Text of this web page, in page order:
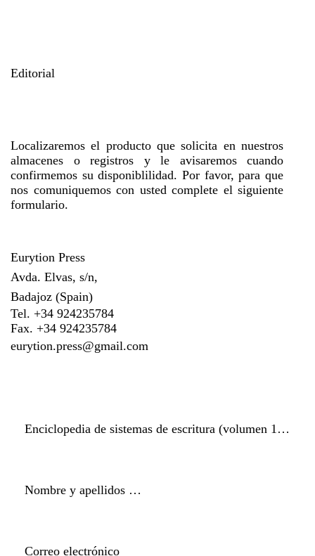
Editorial
Localizaremos el producto que solicita en nuestros
almacenes o registros y le avisaremos cuando
confirmemos su disponiblilidad. Por favor, para que
nos comuniquemos con usted complete el siguiente
formulario.
Eurytion Press
Avda. Elvas, s/n,
Badajoz (Spain)
Tel. +34 924235784
Fax. +34 924235784
eurytion.press@gmail.com